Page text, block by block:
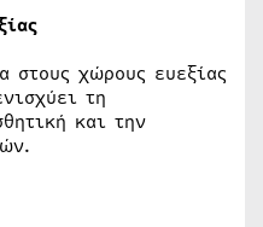
στους χώρους ευεξίας
τη
και την